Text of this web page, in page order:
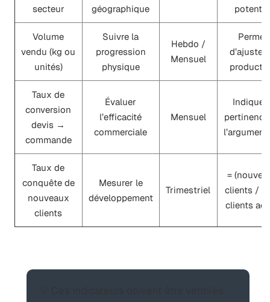
secteur
géographique
Volume
vendu (kg ou
unités)
Suivre la
progression
physique
Hebdo /
Mensuel
Permet
d’ajuster
Taux de
conversion
devis →
commande
Évaluer
l’efficacité
commerciale
Mensuel
Indique
Taux de
conquête de
nouveaux
clients
Mesurer le
développement
Trimestriel
=
clients /
clients